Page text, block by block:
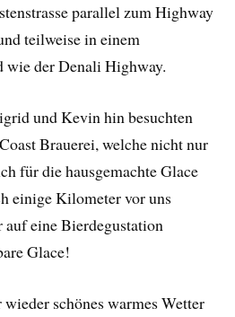
parallel zum Highway
teilweise in einem
wie der Denali Highway.
und Kevin hin besuchten
Brauerei, welche nicht nur
für die hausgemachte Glace
einige Kilometer vor uns
eine Bierdegustation
Glace!
schönes warmes Wetter